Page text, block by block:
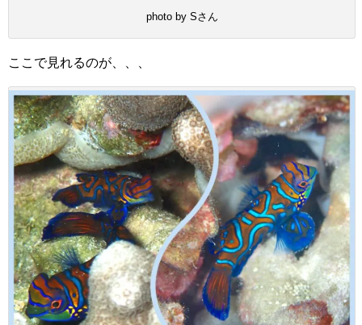
photo by Sさん
ここで見れるのが、、、